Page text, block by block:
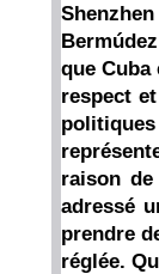
que
respect
raison
adressé
prendre
réglée.